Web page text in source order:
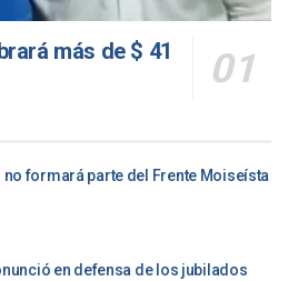
más de $ 41
no formará parte del Frente Moiseísta
en defensa de los jubilados